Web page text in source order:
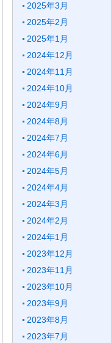
2025年3月
2025年2月
2025年1月
2024年12月
2024年11月
2024年10月
2024年9月
2024年8月
2024年7月
2024年6月
2024年5月
2024年4月
2024年3月
2024年2月
2024年1月
2023年12月
2023年11月
2023年10月
2023年9月
2023年8月
2023年7月